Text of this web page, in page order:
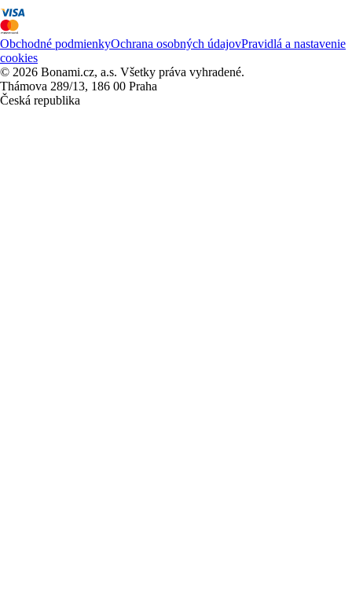
Obchodné podmienkyOchrana osobných údajovPravidlá a nastavenie
cookies
© 2026 Bonami.cz, a.s. Všetky práva vyhradené.
Thámova 289/13, 186 00 Praha
Česká republika